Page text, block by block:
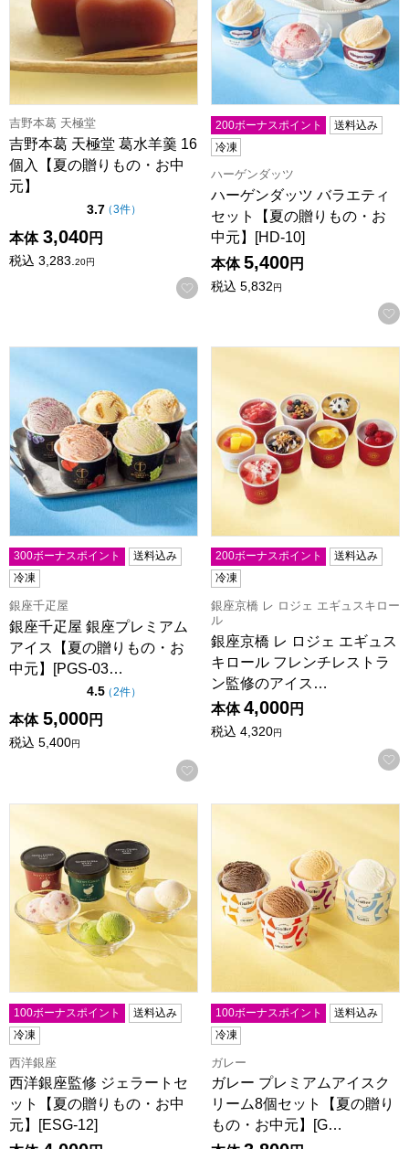
吉野本葛 天極堂
吉野本葛 天極堂 葛水羊羹 16
個入【夏の贈りもの・お中
元】
3.7点（5点満点中）
（3件の評価
）
本体 3,040円
税込 3,283.20円
お気に入りに登録する
200ボーナスポイント
送料込み
冷凍
ハーゲンダッツ
ハーゲンダッツ バラエティ
セット【夏の贈りもの・お
中元】[HD-10]
本体 5,400円
税込 5,832円
銀座千疋屋 銀座プレミアムアイス【夏の贈りもの・お中元
300ボーナスポイント
送料込み
冷凍
銀座千疋屋
銀座千疋屋 銀座プレミアム
アイス【夏の贈りもの・お
中元】[PGS-03…
4.5点（5点満点中）
（2件の評価
）
本体 5,000円
税込 5,400円
お気に入りに登録する
銀座京橋 レ ロジェ エギュ
200ボーナスポイント
送料込み
冷凍
銀座京橋 レ ロジェ エギュスキロー
ル
銀座京橋 レ ロジェ エギュス
キロール フレンチレストラ
ン監修のアイス…
本体 4,000円
税込 4,320円
西洋銀座監修 ジェラートセット【夏の贈りもの・お中元】
100ボーナスポイント
送料込み
冷凍
西洋銀座
西洋銀座監修 ジェラートセ
ット【夏の贈りもの・お中
元】[ESG-12]
100ボーナスポイント
送料込み
冷凍
ガレー
ガレー プレミアムアイスク
リーム8個セット【夏の贈り
もの・お中元】[G…